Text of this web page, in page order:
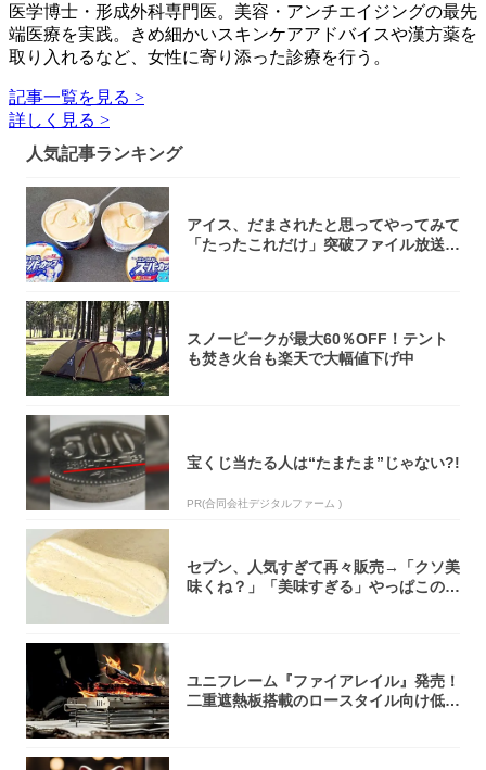
医学博士・形成外科専門医。美容・アンチエイジングの最先
端医療を実践。きめ細かいスキンケアアドバイスや漢方薬を
取り入れるなど、女性に寄り添った診療を行う。
記事一覧を見る >
詳しく見る >
人気記事ランキング
アイス、だまされたと思ってやってみて
「たったこれだけ」突破ファイル放送で
スノーピークが最大60％OFF！テント
も焚き火台も楽天で大幅値下げ中
宝くじ当たる人は“たまたま”じゃない?!
PR(合同会社デジタルファーム )
セブン、人気すぎて再々販売→「クソ美
味くね？」「美味すぎる」やっぱこのク
ユニフレーム『ファイアレイル』発売！
二重遮熱板搭載のロースタイル向け低型